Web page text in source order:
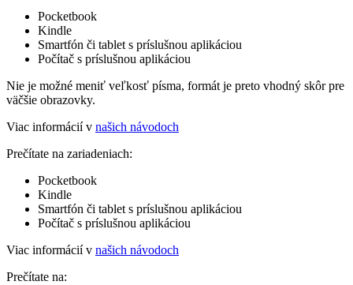
Pocketbook
Kindle
Smartfón či tablet s príslušnou aplikáciou
Počítač s príslušnou aplikáciou
Nie je možné meniť veľkosť písma, formát je preto vhodný skôr pre
väčšie obrazovky.
Viac informácií v našich návodoch
Prečítate na zariadeniach:
Pocketbook
Kindle
Smartfón či tablet s príslušnou aplikáciou
Počítač s príslušnou aplikáciou
Viac informácií v našich návodoch
Prečítate na: